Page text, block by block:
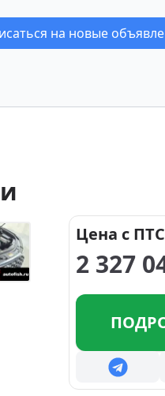
на новые
Цена с
2 327